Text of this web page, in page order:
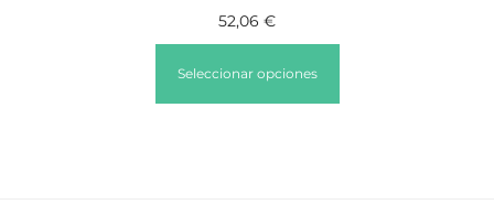
52,06 €
Seleccionar opciones